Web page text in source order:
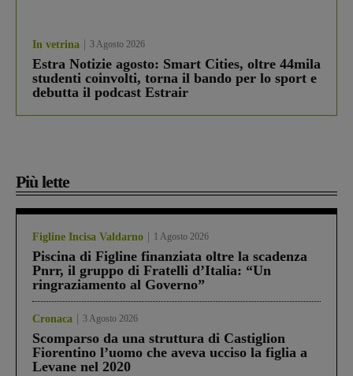
In vetrina 3 Agosto 2026
Estra Notizie agosto: Smart Cities, oltre 44mila
studenti coinvolti, torna il bando per lo sport e
debutta il podcast Estrair
Più lette
Figline Incisa Valdarno 1 Agosto 2026
Piscina di Figline finanziata oltre la scadenza
Pnrr, il gruppo di Fratelli d’Italia: “Un
ringraziamento al Governo”
Cronaca 3 Agosto 2026
Scomparso da una struttura di Castiglion
Fiorentino l’uomo che aveva ucciso la figlia a
Levane nel 2020